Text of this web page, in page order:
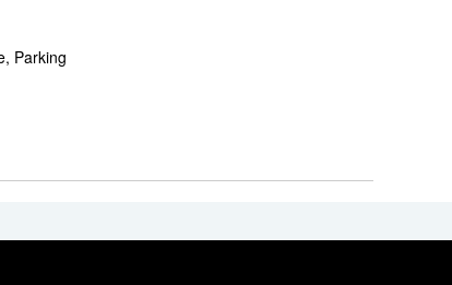
Parking